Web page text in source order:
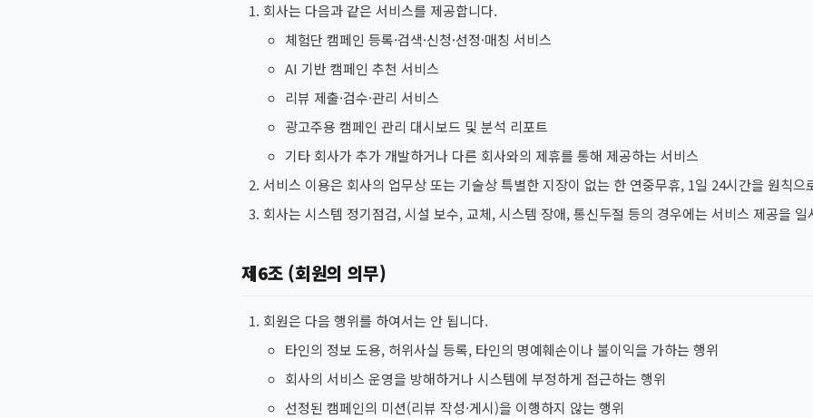
회사는 다음과 같은 서비스를 제공합니다.
체험단 캠페인 등록·검색·신청·선정·매칭 서비스
AI 기반 캠페인 추천 서비스
리뷰 제출·검수·관리 서비스
광고주용 캠페인 관리 대시보드 및 분석 리포트
기타 회사가 추가 개발하거나 다른 회사와의 제휴를 통해 제공하는 서비스
서비스 이용은 회사의 업무상 또는 기술상 특별한 지장이 없는 한 연중무휴, 1일 24시간을 원칙으
회사는 시스템 정기점검, 시설 보수, 교체, 시스템 장애, 통신두절 등의 경우에는 서비스 제공을
제6조 (회원의 의무)
회원은 다음 행위를 하여서는 안 됩니다.
타인의 정보 도용, 허위사실 등록, 타인의 명예훼손이나 불이익을 가하는 행위
회사의 서비스 운영을 방해하거나 시스템에 부정하게 접근하는 행위
선정된 캠페인의 미션(리뷰 작성·게시)을 이행하지 않는 행위